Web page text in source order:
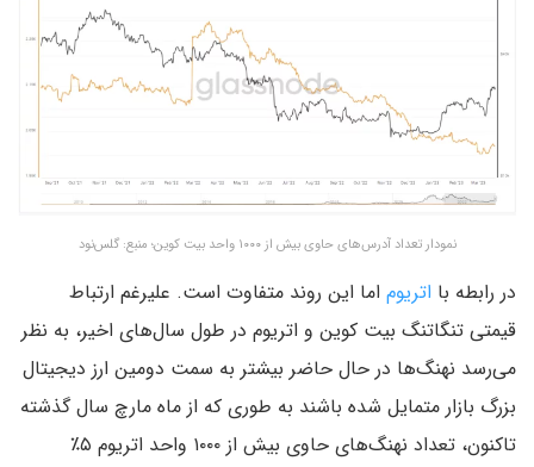
نمودار تعداد آدرس‌های حاوی بیش از ۱۰۰۰ واحد بیت کوین؛ منبع: گلس‌نود
در رابطه با اتریوم اما این روند متفاوت است. علیرغم ارتباط
قیمتی تنگاتنگ بیت کوین و اتریوم در طول سال‌های اخیر، به نظر
می‌رسد نهنگ‌ها در حال حاضر بیشتر به سمت دومین ارز دیجیتال
بزرگ بازار متمایل شده باشند به طوری که از ماه مارچ سال گذشته
تاکنون، تعداد نهنگ‌های حاوی بیش از ۱۰۰۰ واحد اتریوم ۵٪